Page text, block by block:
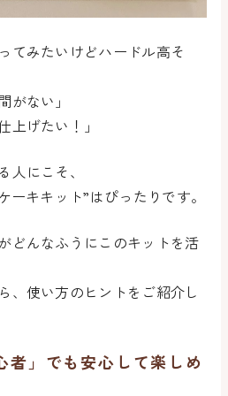
てみたいけどハードル高そ
がない」
上げたい！」
人にこそ、
ーキキット”はぴったりです。
どんなふうにこのキットを活
、使い方のヒントをご紹介し
者」でも安心して楽しめ